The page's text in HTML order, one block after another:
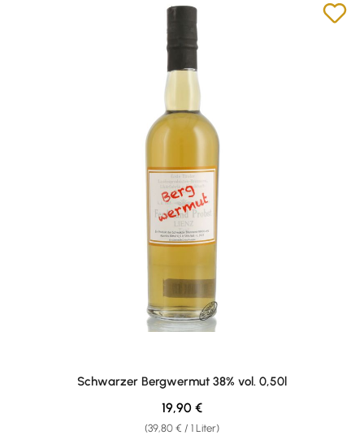
Schwarzer Bergwermut 38% vol. 0,50l
(39,80 € / 1 Liter)
Regulärer Preis:
19,90 €